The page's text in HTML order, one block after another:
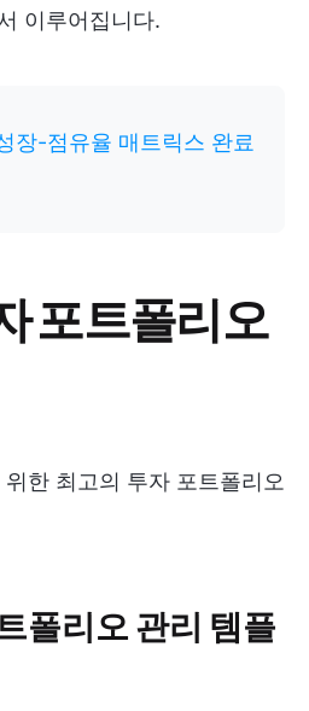
이루어집니다.
장-점유율 매트릭스 완료
포트폴리오
한 최고의 투자 포트폴리오
폴리오 관리 템플